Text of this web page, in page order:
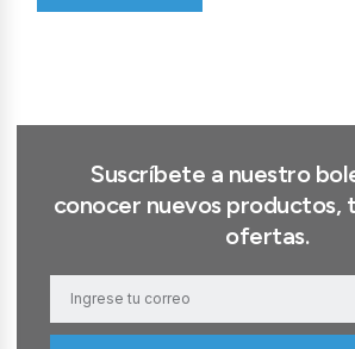
Suscríbete a nuestro
conocer nuevos productos,
ofertas.